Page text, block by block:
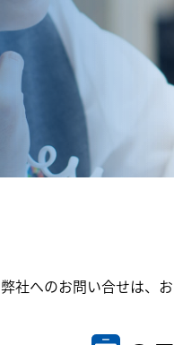
弊社へのお問い合せは、